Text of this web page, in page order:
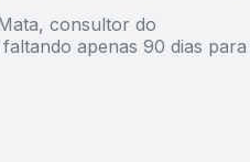
consultor do
apenas 90 dias para